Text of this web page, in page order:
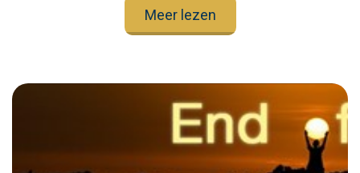
Meer lezen